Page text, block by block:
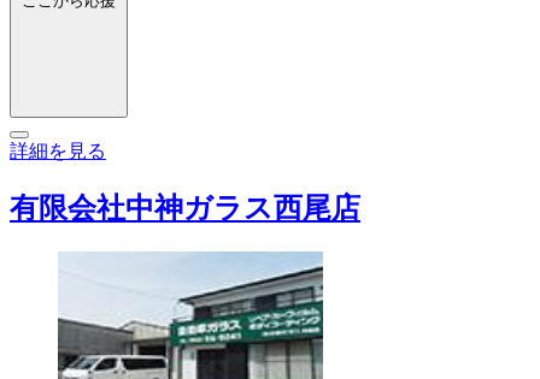
詳細を見る
有限会社中神ガラス西尾店